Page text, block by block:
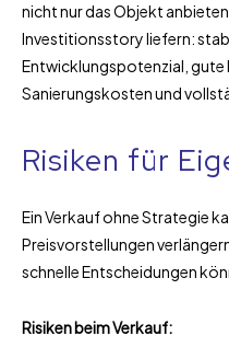
nicht nur das Objekt
Investitionsstory liefern:
Entwicklungspotenzial, gute
Sanierungskosten und
Risiken für
Ein Verkauf ohne Strategie
Preisvorstellungen
schnelle Entscheidungen
Risiken beim Verkauf: